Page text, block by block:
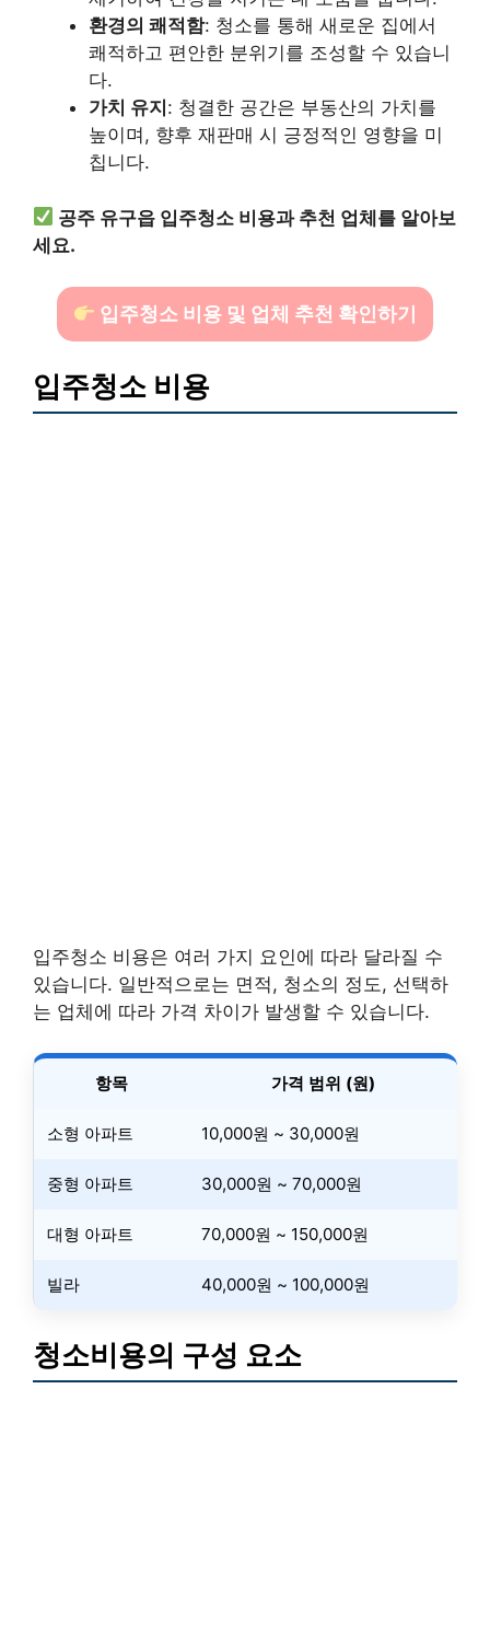
환경의 쾌적함: 청소를 통해 새로운 집에서
쾌적하고 편안한 분위기를 조성할 수 있습니
다.
가치 유지 : 청결한 공간은 부동산의 가치를
높이며, 향후 재판매 시 긍정적인 영향을 미
칩니다.
공주 유구읍 입주청소 비용과 추천 업체를 알아보
세요.
입주청소 비용 및 업체 추천 확인하기
입주청소 비용
입주청소 비용은 여러 가지 요인에 따라 달라질 수
있습니다. 일반적으로는 면적, 청소의 정도, 선택하
는 업체에 따라 가격 차이가 발생할 수 있습니다.
항목 가격 범위 (원)
소형 아파트 10,000원 ~ 30,000원
중형 아파트 30,000원 ~ 70,000원
대형 아파트 70,000원 ~ 150,000원
빌라 40,000원 ~ 100,000원
청소비용의 구성 요소